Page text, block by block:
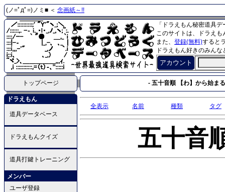
(ノ=ﾟдﾟ=)ノミ■ ＜ 念画紙～!!
「ドラえもん秘密道具
このサイトは、ドラえ
また、 登録(無料)すると
ドラえもん好きのみん
アカウント
トップページ - 五十音順 【わ】から始ま
ドラえもん
道具データベース
ドラえもんクイズ
道具打鍵トレーニング
メンバー
ユーザ登録
全表示 名前 種類 タグ
五十音